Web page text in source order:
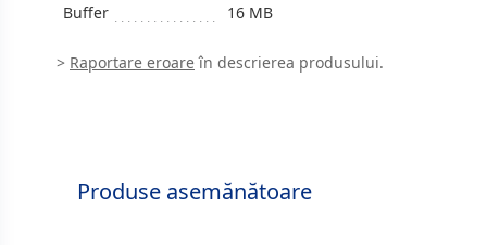
Buffer
16 MB
> Raportare eroareîn descrierea produsului.
Produse asemănătoare